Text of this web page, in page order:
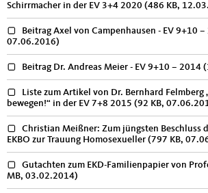
Schirrmacher in der EV 3+4 2020 (486 KB,
Beitrag Axel von Campenhausen - EV 9+10 –
07.06.2016)
Beitrag Dr. Andreas Meier - EV 9+10 – 2014
Liste zum Artikel von Dr. Bernhard Felmberg
bewegen!“ in der EV 7+8 2015 (92 KB,
Christian Meißner: Zum jüngsten Beschluss
EKBO zur Trauung Homosexueller (797 KB,
Gutachten zum EKD-Familienpapier von
MB, 03.02.2014)